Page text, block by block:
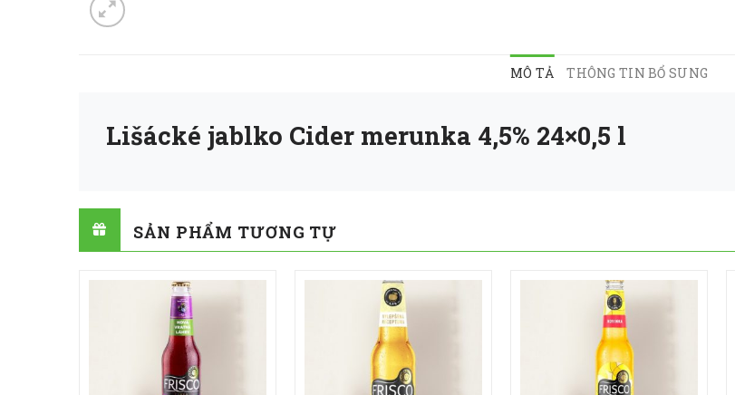
MÔ TẢ THÔNG TIN BỔ SUNG
Lišácké jablko Cider merunka 4,5% 24×0,5 l
SẢN PHẨM TƯƠNG TỰ